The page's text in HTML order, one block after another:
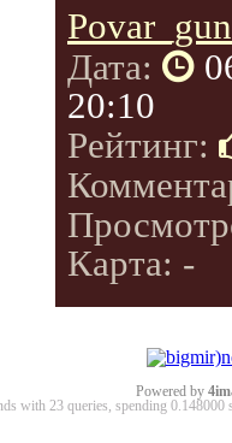
Дата:
20:10
Рейтинг:
Карта: -
Powered by
with 23 queries, spending